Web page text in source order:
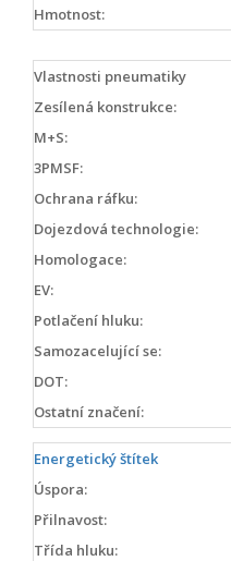
Hmotnost:
Vlastnosti pneumatiky
Zesílená konstrukce:
M+S:
3PMSF:
Ochrana ráfku:
Dojezdová technologie:
Homologace:
EV:
Potlačení hluku:
Samozacelující se:
DOT:
Ostatní značení:
Energetický štítek
Úspora:
Přilnavost:
Třída hluku: